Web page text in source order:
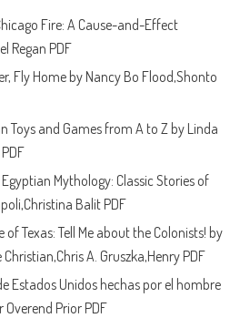
Fire: A Cause-and-Effect
Regan PDF
Fly Home by Nancy Bo Flood,Shonto
Toys and Games from A to Z by Linda
Mythology: Classic Stories of
Balit PDF
Texas: Tell Me about the Colonists! by
A. Gruszka,Henry PDF
Estados Unidos hechas por el hombre
Prior PDF